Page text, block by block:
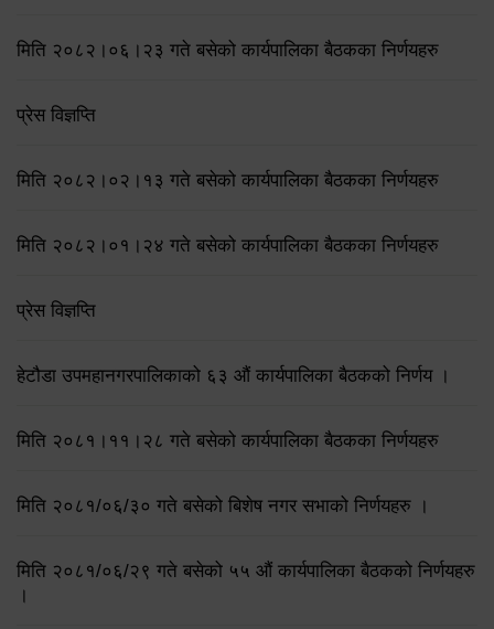
मिति २०८२।०६।२३ गते बसेको कार्यपालिका बैठकका निर्णयहरु
प्रेस विज्ञप्ति
मिति २०८२।०२।१३ गते बसेको कार्यपालिका बैठकका निर्णयहरु
मिति २०८२।०१।२४ गते बसेको कार्यपालिका बैठकका निर्णयहरु
प्रेस विज्ञप्ति
हेटौडा उपमहानगरपालिकाको ६३ औं कार्यपालिका बैठकको निर्णय ।
मिति २०८१।११।२८ गते बसेको कार्यपालिका बैठकका निर्णयहरु
मिति २०८१/०६/३० गते बसेको बिशेष नगर सभाको निर्णयहरु ।
मिति २०८१/०६/२९ गते बसेको ५५ औं कार्यपालिका बैठकको निर्णयहरु
।